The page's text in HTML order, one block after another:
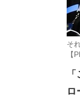
そ
【
ロ